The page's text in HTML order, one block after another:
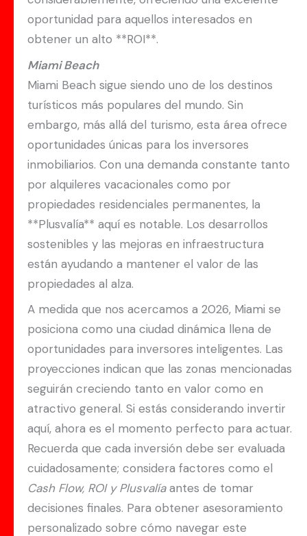
oportunidad para aquellos interesados en
obtener un alto **ROI**.
Miami Beach
Miami Beach sigue siendo uno de los destinos
turísticos más populares del mundo. Sin
embargo, más allá del turismo, esta área ofrece
oportunidades únicas para los inversores
inmobiliarios. Con una demanda constante tanto
por alquileres vacacionales como por
propiedades residenciales permanentes, la
**Plusvalía** aquí es notable. Los desarrollos
sostenibles y las mejoras en infraestructura
están ayudando a mantener el valor de las
propiedades al alza.
A medida que nos acercamos a 2026, Miami se
posiciona como una ciudad dinámica llena de
oportunidades para inversores inteligentes. Las
proyecciones indican que las zonas mencionadas
seguirán creciendo tanto en valor como en
atractivo general. Si estás considerando invertir
aquí, ahora es el momento perfecto para actuar.
Recuerda que cada inversión debe ser evaluada
cuidadosamente; considera factores como el
Cash Flow, ROI y Plusvalíaantes de tomar
decisiones finales. Para obtener asesoramiento
personalizado sobre cómo navegar este